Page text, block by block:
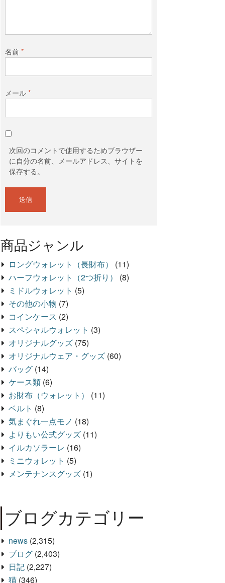
名前*
メール*
次回のコメントで使用するためブラウザー
に自分の名前、メールアドレス、サイトを
保存する。
商品ジャンル
ロングウォレット（長財布）
(11)
ハーフウォレット（2つ折り）
(8)
ミドルウォレット (5)
その他の小物 (7)
コインケース (2)
スペシャルウォレット (3)
オリジナルグッズ (75)
オリジナルウェア・グッズ (60)
バッグ (14)
ケース類 (6)
お財布（ウォレット）
(11)
ベルト (8)
気まぐれ一点モノ (18)
よりもい公式グッズ (11)
イルカソラーレ (16)
ミニウォレット (5)
メンテナンスグッズ (1)
ブログカテゴリー
news (2,315)
ブログ (2,403)
日記 (2,227)
猫 (346)